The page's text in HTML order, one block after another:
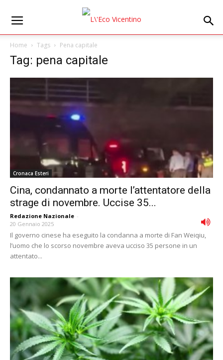
Home Tags Pena capitale
Tag: pena capitale
Cronaca Esteri
Cina, condannato a morte l’attentatore della
strage di novembre. Uccise 35...
Redazione Nazionale -
20 Gennaio 2025
Il governo cinese ha eseguito la condanna a morte di Fan Weiqiu,
l’uomo che lo scorso novembre aveva ucciso 35 persone in un
attentato...